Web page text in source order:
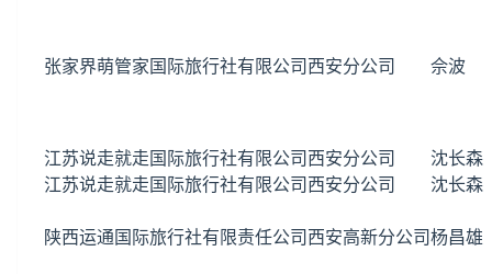
张家界萌管家国际旅行社有限公司西安分公司 佘波
江苏说走就走国际旅行社有限公司西安分公司
沈长森
江苏说走就走国际旅行社有限公司西安分公司
沈长森
陕西运通国际旅行社有限责任公司西安高新分公司杨昌雄